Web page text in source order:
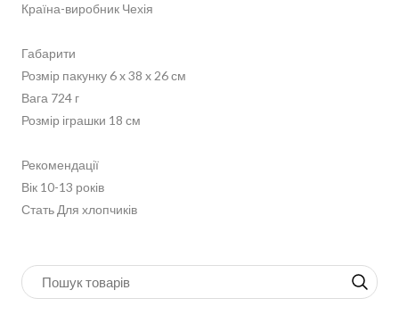
Країна-виробник Чехія
Габарити
Розмір пакунку 6 x 38 x 26 см
Вага 724 г
Розмір іграшки 18 см
Рекомендації
Вік 10-13 років
Стать Для хлопчиків